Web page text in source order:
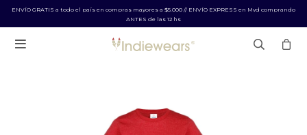
ENVÍO GRATIS a todo el país en compras mayores a $5.000 // ENVÍO EXPRESS en Mvd comprando
ANTES de las 12 hs
